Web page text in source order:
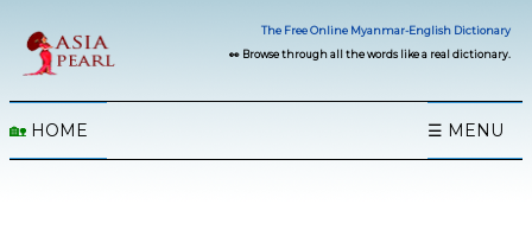
The Free Online Myanmar-English Dictionary
👀 Browse through all the words like a real dictionary.
🏡 HOME ☰ MENU